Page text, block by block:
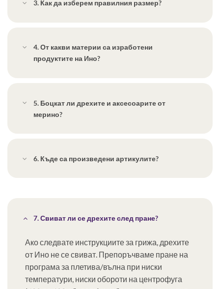
3. Как да изберем правилния размер?
4. От какви материи са изработени
продуктите на Ино?
5. Боцкат ли дрехите и аксесоарите от
мерино?
6. Къде са произведени артикулите?
7. Свиват ли се дрехите след пране?
Ако следвате инструкциите за грижа, дрехите
от Ино не се свиват. Препоръчваме пране на
програма за плетива/вълна при ниски
температури, ниски обороти на центрофуга